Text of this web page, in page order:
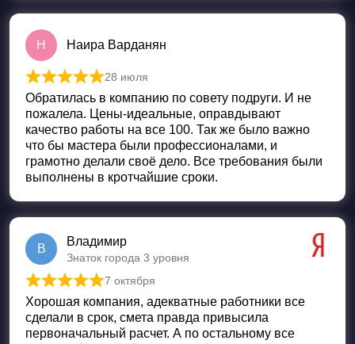
Н Наира Варданян
Оценка5 из 5
28 июля
Обратилась в компанию по совету подруги. И не
пожалела. Цены-идеальные, оправдывают
качество работы на все 100. Так же было важно
что бы мастера были профессионалами, и
грамотно делали своё дело. Все требования были
выполнены в кротчайшие сроки.
В
Владимир
Знаток города 3 уровня
Оценка 5из 5
7 октября
Хорошая компания, адекватные работники все
сделали в срок, смета правда привысила
первоначальный расчет. А по остальному все